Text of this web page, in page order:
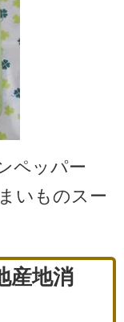
ペッパー
いものスー
産地消